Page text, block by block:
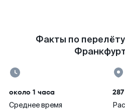
Факты по
около 1 часа
Среднее время